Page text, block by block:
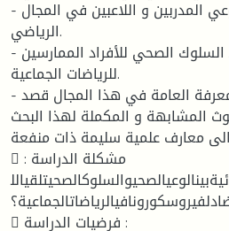
- معرفة مدى ثقافة ووعي المدربين و اللاعبين في المجال
الرياضي.
- التعرف على أنماط السلوك الصحي للأفراد الممارسين
للرياضات الجماعية.
- المساهمة في اثراء المعرفة العامة في هذا المجال قصد
المشابهة و المكملة لهذا البحث
معارف علمية سليمة ذات منفعة.
 مشكلة الدراسة :
 فرضيات الدراسة :